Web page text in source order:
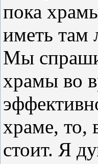
пока
иметь там
Мы
храмы во
храме, то,
стоит. Я